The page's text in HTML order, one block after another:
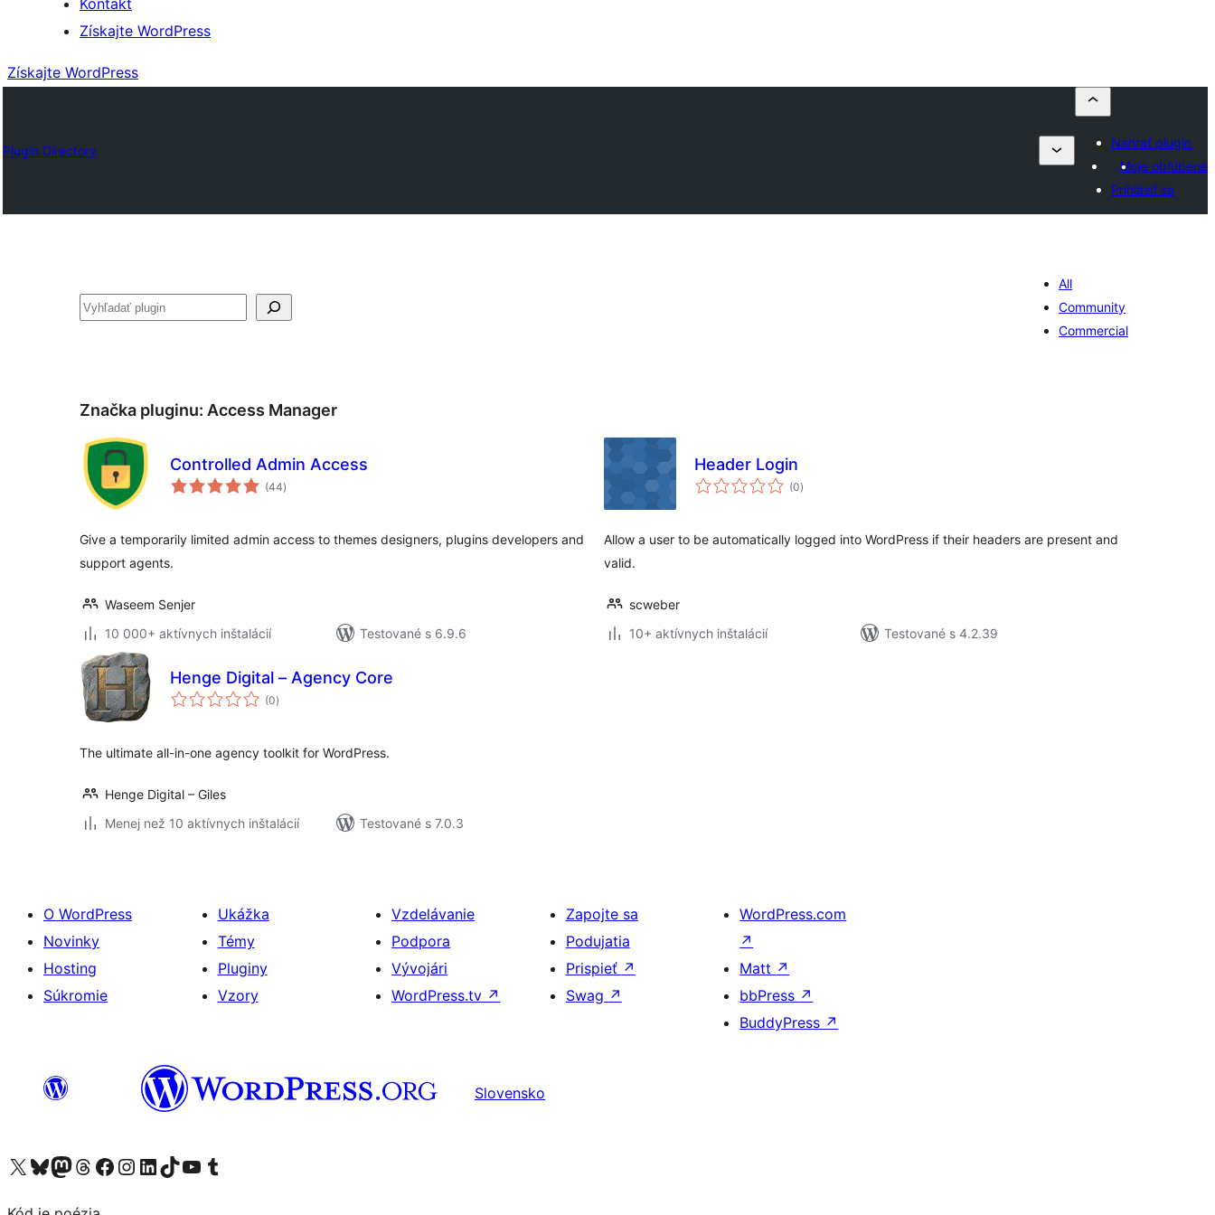
Kontakt
Získajte WordPress
Získajte WordPress
Plugin Directory
Nahrať plugin
Moje obľúbené
Prihlásiť sa
Hľadať
All
Community
Commercial
Značka pluginu: Access Manager
Controlled Admin Access
(44celkové
hodnotenie
)
Give a temporarily limited admin access to themes designers, plugins developers and
support agents.
Waseem Senjer
10 000+ aktívnych inštalácií
Testované s 6.9.6
Header Login
(0celkové
hodnotenie
)
Allow a user to be automatically logged into WordPress if their headers are present and
valid.
scweber
10+ aktívnych inštalácií
Testované s 4.2.39
Henge Digital – Agency Core
(0celkové
hodnotenie
)
The ultimate all-in-one agency toolkit for WordPress.
Henge Digital – Giles
Menej než 10 aktívnych inštalácií
Testované s 7.0.3
O WordPress
Novinky
Hosting
Súkromie
Ukážka
Témy
Pluginy
Vzory
Vzdelávanie
Podpora
Vývojári
WordPress.tv ↗
Zapojte sa
Podujatia
Prispieť ↗
Swag ↗
WordPress.com
↗
Matt ↗
bbPress ↗
BuddyPress ↗
Slovensko
Navštívte náš účet na X (predtým Twitter)
Navštívte náš účet na platforme Bluesky
Navštívte náš účet na Mastodone
Navštívte náš účet na platforme Threads
Navštívte našu stránku na Facebooku
Navštívte náš účet Instagram
Navštívte náš účet LinkedIn
Navštívte náš účet na platforme TikTok
Navštívte náš kanál YouTube
Navštívte náš účet na platforme Tumblr